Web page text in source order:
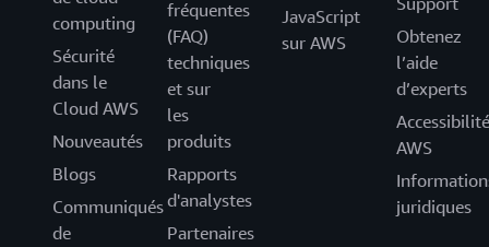
computing
Sécurité
dans le
Cloud AWS
Nouveautés
Blogs
Communiqués
de
fréquentes
(FAQ)
techniques
et sur
les
produits
Rapports
d'analystes
Partenaires
JavaScript
sur AWS
Obtenez
l’aide
d’experts
Accessibilité
AWS
juridiques